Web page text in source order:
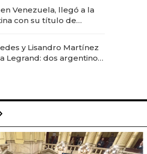
Venezuela, llegó a la
con su título de
"fast premium"
y Lisandro Martínez
Legrand: dos argentinos